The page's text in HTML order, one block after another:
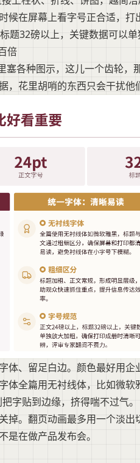
候在屏幕上看字号正合适，
题32磅以上，关键数据可以单
倍
塞各种图示，这儿一个齿轮
，花里胡哨的东西只会干扰他
体、留足白边。颜色最好用
体全篇用无衬线体，比如微
字贴到边缘，挤得喘不过气。
掉。翻页动画最多用一个淡
是在做产品发布会。